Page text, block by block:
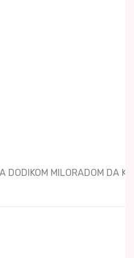
DODIKOM MILORADOM